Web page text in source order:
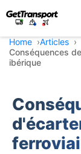
Home
Articles
Conséquences
ibérique